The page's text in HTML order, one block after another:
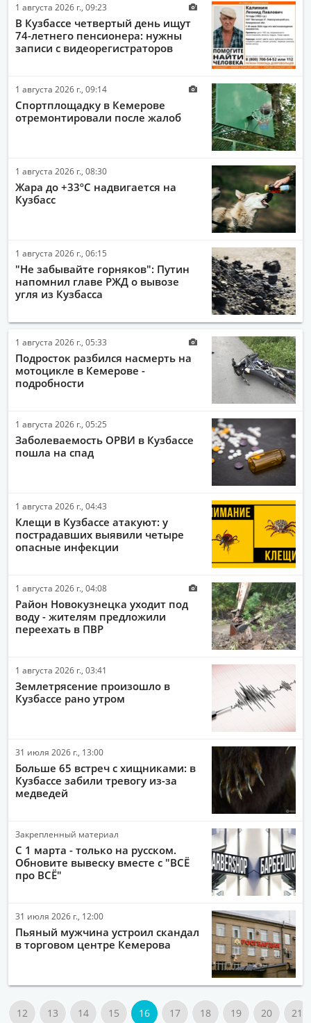
РАБОТА И ДЕНЬГИ
1 августа 2026 г., 09:23
В Кузбассе четвертый день ищут
74-летнего пенсионера: нужны
записи с видеорегистраторов
1 августа 2026 г., 09:14
Спортплощадку в Кемерове
отремонтировали после жалоб
1 августа 2026 г., 08:30
Жара до +33ºС надвигается на
Кузбасс
1 августа 2026 г., 06:15
"Не забывайте горняков": Путин
напомнил главе РЖД о вывозе
угля из Кузбасса
1 августа 2026 г., 05:33
Подросток разбился насмерть на
мотоцикле в Кемерове -
подробности
1 августа 2026 г., 05:25
Заболеваемость ОРВИ в Кузбассе
пошла на спад
1 августа 2026 г., 04:43
Клещи в Кузбассе атакуют: у
пострадавших выявили четыре
опасные инфекции
1 августа 2026 г., 04:08
Район Новокузнецка уходит под
воду - жителям предложили
переехать в ПВР
1 августа 2026 г., 03:41
Землетрясение произошло в
Кузбассе рано утром
31 июля 2026 г., 13:00
Больше 65 встреч с хищниками: в
Кузбассе забили тревогу из-за
медведей
Закрепленный материал
С 1 марта - только на русском.
Обновите вывеску вместе с "ВСЁ
про ВСЁ"
31 июля 2026 г., 12:00
Пьяный мужчина устроил скандал
в торговом центре Кемерова
12 13 14 15 16 17 18 19 20 21